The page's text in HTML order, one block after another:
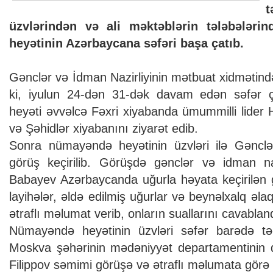
üzvlərindən və ali məktəblərin
heyətinin Azərbaycana səfəri başa çatıb.
Gənclər və İdman Nazirliyinin mətbuat
ki, iyulun 24-dən 31-dək davam edən səfər
heyəti əvvəlcə Fəxri xiyabanda ümummilli lider
və Şəhidlər xiyabanını ziyarət edib.
Sonra nümayəndə heyətinin üzvləri ilə
görüş keçirilib. Görüşdə gənclər və idman
Babayev Azərbaycanda uğurla həyata
layihələr, əldə edilmiş uğurlar və beynəlxalq
ətraflı məlumat verib, onların suallarını
Nümayəndə heyətinin üzvləri səfər barədə
Moskva şəhərinin mədəniyyət departamentinin
Filippov səmimi görüşə və ətraflı məlumata görə